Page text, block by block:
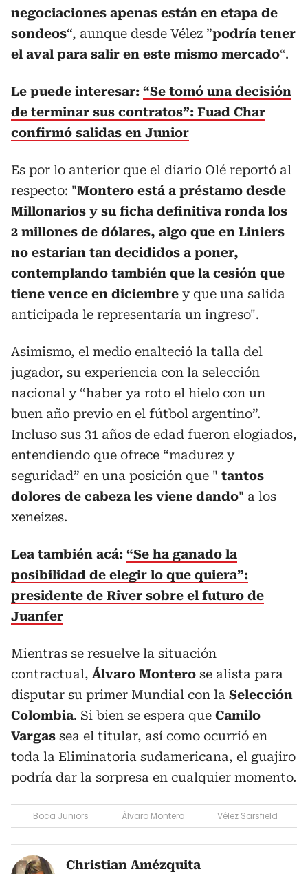
negociaciones apenas están en etapa de
sondeos“, aunque desde Vélez ”podría tener
el aval para salir en este mismo mercado“.
Le puede interesar: “Se tomó una decisión
de terminar sus contratos”: Fuad Char
confirmó salidas en Junior
Es por lo anterior que el diario Olé reportó al
respecto: "Montero está a préstamo desde
Millonarios y su ficha definitiva ronda los
2 millones de dólares, algo que en Liniers
no estarían tan decididos a poner,
contemplando también que la cesión que
tiene vence en diciembre y que una salida
anticipada le representaría un ingreso".
Asimismo, el medio enalteció la talla del
jugador, su experiencia con la selección
nacional y “haber ya roto el hielo con un
buen año previo en el fútbol argentino”.
Incluso sus 31 años de edad fueron elogiados,
entendiendo que ofrece “madurez y
seguridad” en una posición que " tantos
dolores de cabeza les viene dando" a los
xeneizes.
Lea también acá: “Se ha ganado la
posibilidad de elegir lo que quiera”:
presidente de River sobre el futuro de
Juanfer
Mientras se resuelve la situación
contractual, Álvaro Montero se alista para
disputar su primer Mundial con la Selección
Colombia. Si bien se espera que Camilo
Vargas sea el titular, así como ocurrió en
toda la Eliminatoria sudamericana, el guajiro
podría dar la sorpresa en cualquier momento.
Boca Juniors Álvaro Montero Vélez Sarsfield
Christian Amézquita